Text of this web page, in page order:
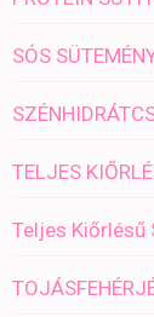
SÓS
TELJES
Teljes Kiőrlésű